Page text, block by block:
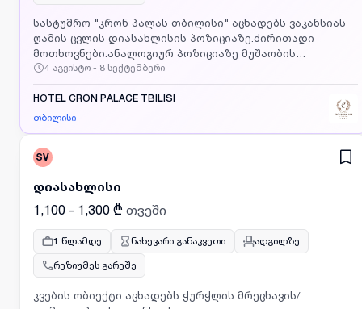
სასტუმრო "კრონ პალას თბილისი" აცხადებს ვაკანსიას
ღამის ცვლის დიასახლისის პოზიციაზე.ძირითადი
მოთხოვნები:ანალოგიურ პოზიციაზე მუშაობის
გამოცდილება ჩაითვლება უპირატესობად; სწრაფად
მუშაობის უნარი; მაღალი პასუხისმგებლობის გრძნობა
და პუნქტუალურობა; პოზიტიურობა და
კომუნიკაბელურობა.ჩვენ გთავაზობთ:სამუშაო გრაფიკი:
ანაზღაურება: დღიურად 80 ლარი კვებით უზრუნველყოფა
თბილი და მეგობრული სამუშაო
4 აგვისტო - 8 სექტემბერი
HOTEL CRON PALACE TBILISI
თბილისი
SV
დიასახლისი
1,100 - 1,300 ₾ თვეში
1 წლამდე ნახევარი განაკვეთი
ადგილზე
რეზიუმეს გარეშე
კვების ობიექტი აცხადებს ჭურჭლის მრეცხავის/